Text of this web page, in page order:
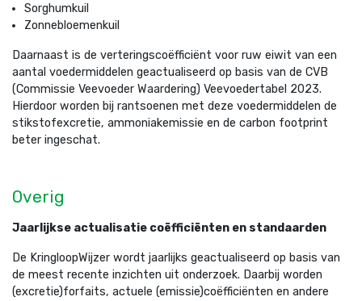
Sorghumkuil
Zonnebloemenkuil
Daarnaast is de verteringscoëfficiënt voor ruw eiwit van een
aantal voedermiddelen geactualiseerd op basis van de CVB
(Commissie Veevoeder Waardering) Veevoedertabel 2023.
Hierdoor worden bij rantsoenen met deze voedermiddelen de
stikstofexcretie, ammoniakemissie en de carbon footprint
beter ingeschat.
Overig
Jaarlijkse actualisatie coëfficiënten en standaarden
De KringloopWijzer wordt jaarlijks geactualiseerd op basis van
de meest recente inzichten uit onderzoek. Daarbij worden
(excretie)forfaits, actuele (emissie)coëfficiënten en andere